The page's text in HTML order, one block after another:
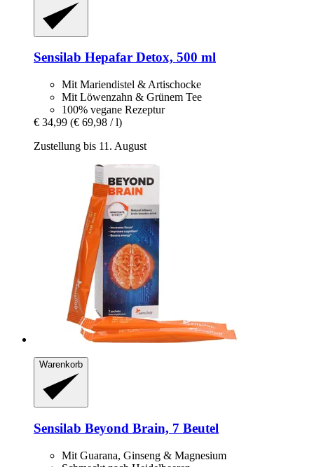
Sensilab Hepafar Detox, 500 ml
Mit Mariendistel & Artischocke
Mit Löwenzahn & Grünem Tee
100% vegane Rezeptur
€ 34,99 (€ 69,98 / l)
Zustellung bis 11. August
Warenkorb
Sensilab Beyond Brain, 7 Beutel
Mit Guarana, Ginseng & Magnesium